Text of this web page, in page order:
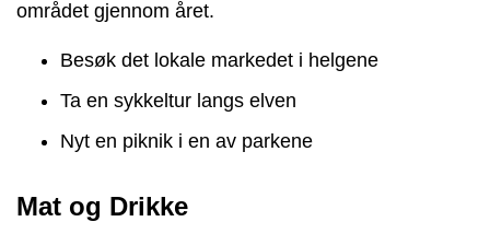
området gjennom året.
Besøk det lokale markedet i helgene
Ta en sykkeltur langs elven
Nyt en piknik i en av parkene
Mat og Drikke